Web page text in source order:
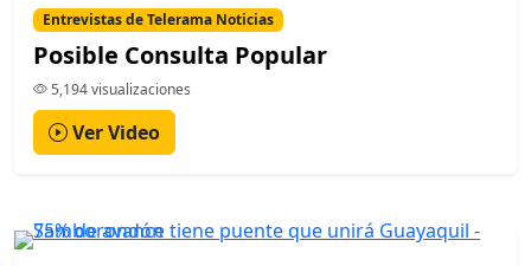
Entrevistas de Telerama Noticias
Posible Consulta Popular
5,194 visualizaciones
Ver Video